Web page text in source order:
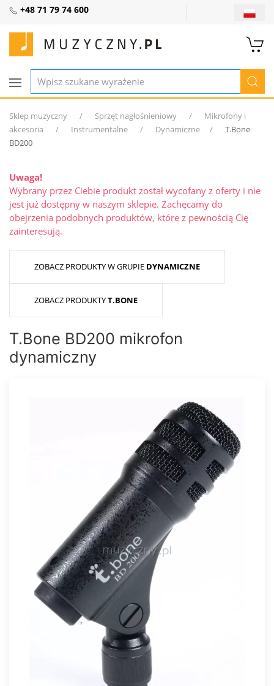
+48 71 79 74 600
Sklep muzyczny Sprzęt nagłośnieniowy
Mikrofony i
akcesoria
Instrumentalne Dynamiczne
T.Bone
BD200
Uwaga!
Wybrany przez Ciebie produkt został wycofany z oferty i nie
jest już dostępny w naszym sklepie. Zachęcamy do
obejrzenia podobnych produktów, które z pewnością Cię
zainteresują.
ZOBACZ PRODUKTY W GRUPIE DYNAMICZNE
ZOBACZ PRODUKTYT.BONE
T.Bone BD200 mikrofon
dynamiczny